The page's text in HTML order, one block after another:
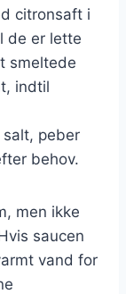
citronsaft i
de er lette
smeltede
indtil
peber
behov.
men ikke
saucen
vand for